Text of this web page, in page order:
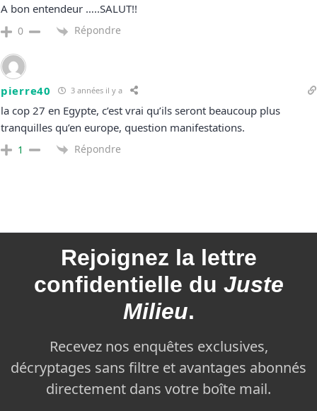
A bon entendeur …..SALUT!!
0 Répondre
pierre40 3 années il y a
la cop 27 en Egypte, c’est vrai qu’ils seront beaucoup plus
tranquilles qu’en europe, question manifestations.
1 Répondre
Rejoignez la lettre
confidentielle du Juste
Milieu.
Recevez nos enquêtes exclusives,
décryptages sans filtre et avantages abonnés
directement dans votre boîte mail.